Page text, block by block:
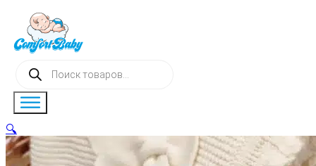
Поиск
товаров
🔍